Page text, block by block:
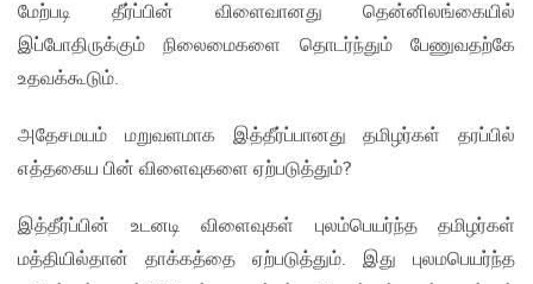
மேற்படி தீர்ப்பின் விளைவானது தென்னிலங்கையில்
இப்போதிருக்கும் நிலைமைகளை தொடர்ந்தும் பேணுவதற்கே
உதவக்கூடும்.
அதேசமயம் மறுவளமாக இத்தீர்ப்பானது தமிழர்கள் தரப்பில்
எத்தகைய பின் விளைவுகளை ஏற்படுத்தும்?
இத்தீர்ப்பின் உடனடி விளைவுகள் புலம்பெயர்ந்த தமிழர்கள்
மத்தியில்தான் தாக்கத்தை ஏற்படுத்தும். இது புலமபெயர்ந்த